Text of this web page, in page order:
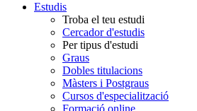
Estudis
Troba el teu estudi
Cercador d'estudis
Per tipus d'estudi
Graus
Dobles titulacions
Màsters i Postgraus
Cursos d'especialització
Formació online